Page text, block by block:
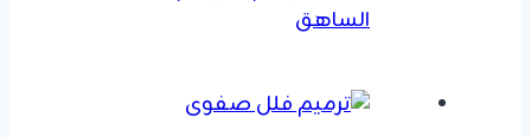
الساهق